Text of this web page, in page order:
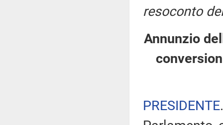
resoconto
Annunzio
PRESIDENTE